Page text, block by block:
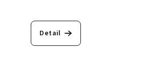
Detail